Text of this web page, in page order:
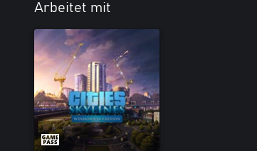
Arbeitet mit